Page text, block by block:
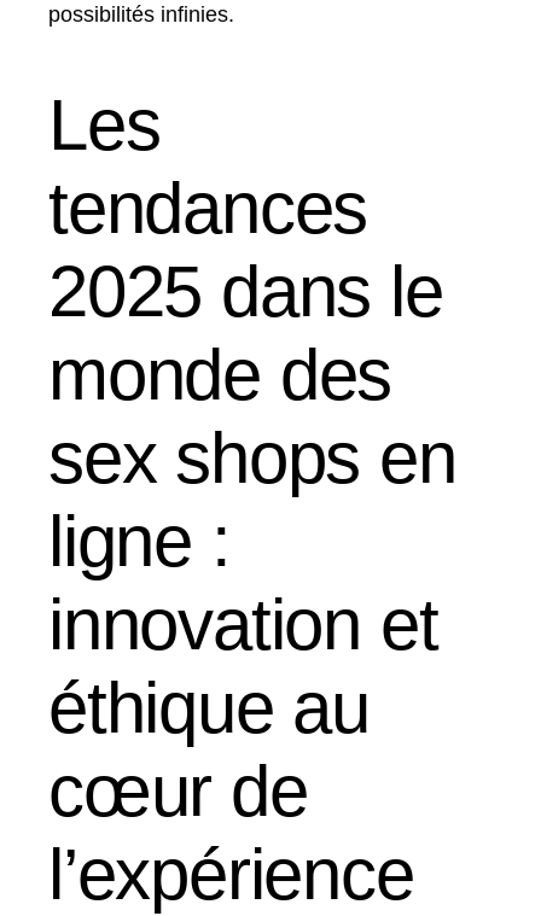
possibilités infinies.
Les
tendances
2025 dans le
monde des
sex shops en
ligne :
innovation et
éthique au
cœur de
l’expérience